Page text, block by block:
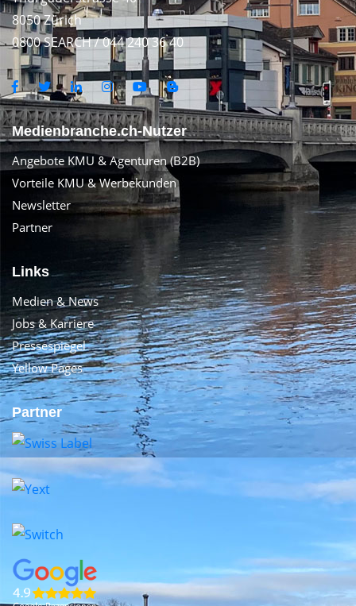
8050 Zürich
0800 SEARCH / 044 240 36 40
Medienbranche.ch-Nutzer
Angebote KMU & Agenturen (B2B)
Vorteile KMU & Werbekunden
Newsletter
Partner
Links
Medien & News
Jobs & Karriere
Pressespiegel
Yellow Pages
Partner